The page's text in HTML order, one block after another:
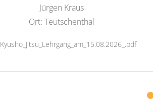
Jürgen Kraus
Ort: Teutschenthal
Kyusho_Jitsu_Lehrgang_am_15.08.2026_.pdf